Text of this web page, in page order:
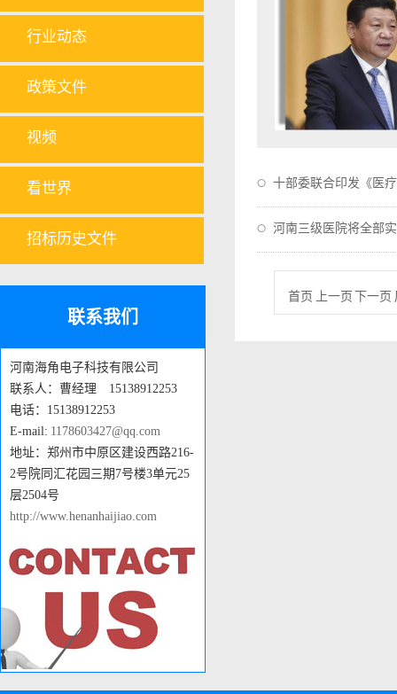
行业动态
政策文件
视频
看世界
招标历史文件
联系我们
河南海角电子科技有限公司
联系人：曹经理 15138912253
电话：15138912253
E-mail: 1178603427@qq.com
地址：郑州市中原区建设西路216-
2号院同汇花园三期7号楼3单元25
层2504号
http://www.henanhaijiao.com
十部委联合印发《医
河南三级医院将全部
首页 上一页 下一页